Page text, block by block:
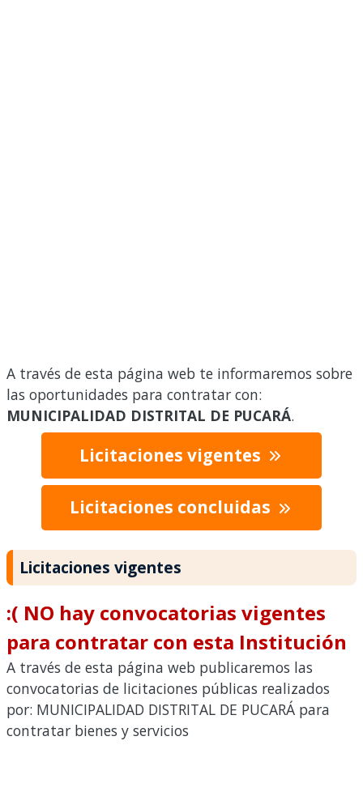
A través de esta página web te informaremos sobre
las oportunidades para contratar con:
MUNICIPALIDAD DISTRITAL DE PUCARÁ.
Licitaciones vigentes
Licitaciones concluidas
Licitaciones vigentes
:( NO hay convocatorias vigentes
para contratar con esta Institución
A través de esta página web publicaremos las
convocatorias de licitaciones públicas realizados
por: MUNICIPALIDAD DISTRITAL DE PUCARÁ para
contratar bienes y servicios